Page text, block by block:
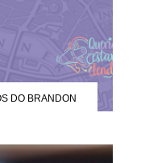
DO BRANDON